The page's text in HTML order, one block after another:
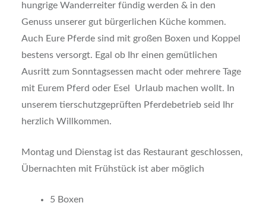
hungrige Wanderreiter fündig werden & in den
Genuss unserer gut bürgerlichen Küche kommen.
Auch Eure Pferde sind mit großen Boxen und Koppel
bestens versorgt. Egal ob Ihr einen gemütlichen
Ausritt zum Sonntagsessen macht oder mehrere Tage
mit Eurem Pferd oder Esel Urlaub machen wollt. In
unserem tierschutzgeprüften Pferdebetrieb seid Ihr
herzlich Willkommen.
Montag und Dienstag ist das Restaurant geschlossen,
Übernachten mit Frühstück ist aber möglich
5 Boxen